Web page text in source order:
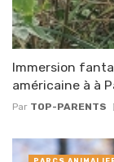
Immersion
américaine à à
Par TOP-PARENTS